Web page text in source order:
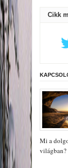
Cikk
Mi a
világban?